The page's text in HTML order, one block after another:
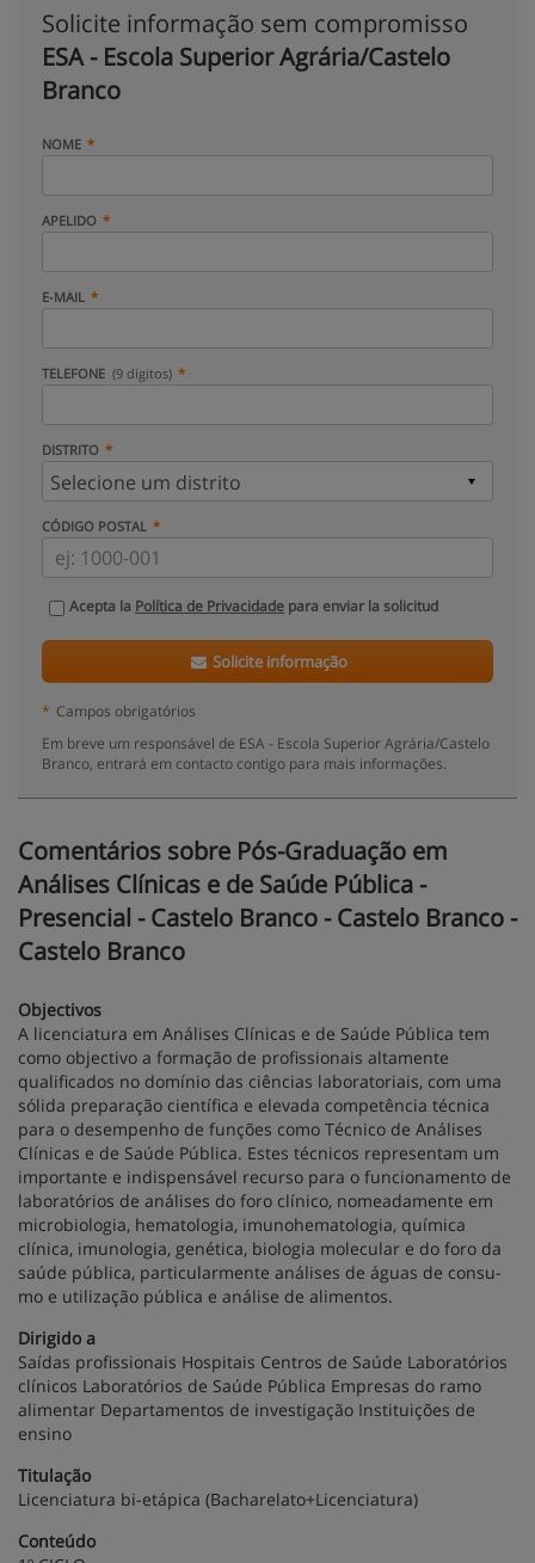
Solicite informação sem compromisso
ESA - Escola Superior Agrária/Castelo
Branco
NOME
APELIDO
E-MAIL
TELEFONE (9 dígitos)
DISTRITO
CÓDIGO POSTAL
Acepta la Política de Privacidade para enviar la solicitud
Solicite informação
* Campos obrigatórios
Em breve um responsável de ESA - Escola Superior Agrária/Castelo
Branco, entrará em contacto contigo para mais informações.
Comentários sobre Pós-Graduação em
Análises Clínicas e de Saúde Pública -
Presencial - Castelo Branco - Castelo Branco -
Castelo Branco
Objectivos
A licenciatura em Análises Clínicas e de Saúde Pública tem
como objectivo a formação de profissionais alta­mente
qualificados no domínio das ciências laboratoriais, com uma
sólida preparação científica e elevada competência técnica
para o desempenho de funções como Técnico de Análises
Clínicas e de Saúde Pública. Estes técnicos representam um
importante e indispensável recurso para o funcionamento de
laboratórios de análises do foro clínico, nomeadamente em
microbiologia, hematologia, imunohematologia, química
clínica, imunologia, genética, biologia molecular e do foro da
saúde pública, particularmente análises de águas de consu­
mo e utilização pública e análise de alimentos.
Dirigido a
Saídas profissionais Hospitais Centros de Saúde Laboratórios
clínicos Laboratórios de Saúde Pública Empresas do ramo
alimentar Departamentos de investigação Instituições de
ensino
Titulação
Licenciatura bi-etápica (Bacharelato+Licenciatura)
Conteúdo